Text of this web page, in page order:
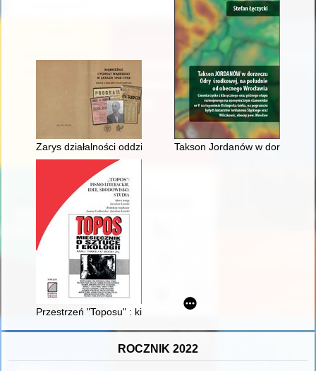
Zarys działalności oddziału Henryka Siwonia "Ruczaja"
Takson Jordanów w dorzeczu
Przestrzeń "Toposu" : kilka słów na początek
ROCZNIK 2022